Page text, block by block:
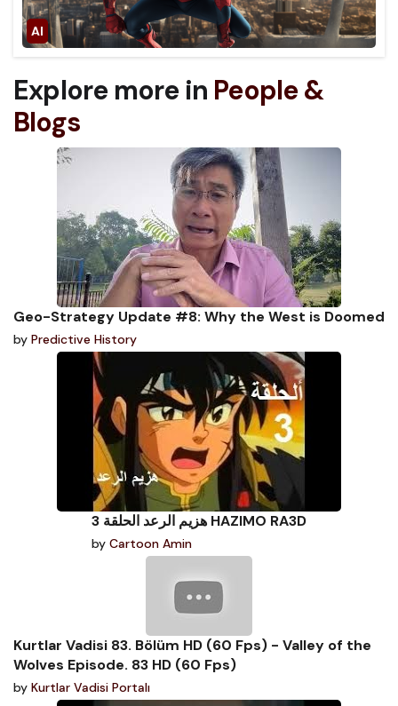
Explore more in People &
Blogs
Geo-Strategy Update #8: Why the West is Doomed
by Predictive History
هزيم الرعد الحلقة 3 HAZIMO RA3D
by Cartoon Amin
Kurtlar Vadisi 83. Bölüm HD (60 Fps) - Valley of the
Wolves Episode. 83 HD (60 Fps)
by Kurtlar Vadisi Portalı